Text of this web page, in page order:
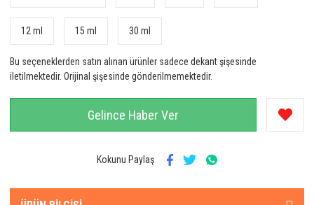
12 ml 15 ml 30 ml
Bu seçeneklerden satın alınan ürünler sadece dekant şişesinde
iletilmektedir. Orijinal şişesinde gönderilmemektedir.
Gelince Haber Ver
Kokunu Paylaş